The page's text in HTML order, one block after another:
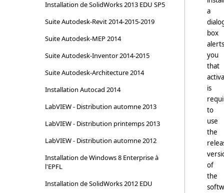
Installation de SolidWorks 2013 EDU SP5
Suite Autodesk-Revit 2014-2015-2019
Suite Autodesk-MEP 2014
Suite Autodesk-Inventor 2014-2015
Suite Autodesk-Architecture 2014
Installation Autocad 2014
LabVIEW - Distribution automne 2013
LabVIEW - Distribution printemps 2013
LabVIEW - Distribution automne 2012
Installation de Windows 8 Enterprise à
l'EPFL
Installation de SolidWorks 2012 EDU
a
box
alerts
you
that
is
to
use
the
of
the